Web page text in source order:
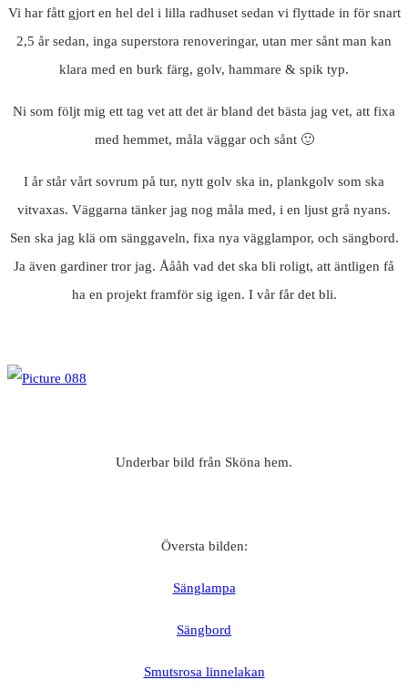
Vi har fått gjort en hel del i lilla radhuset sedan vi flyttade in för snart
2,5 år sedan, inga superstora renoveringar, utan mer sånt man kan
klara med en burk färg, golv, hammare & spik typ.
Ni som följt mig ett tag vet att det är bland det bästa jag vet, att fixa
med hemmet, måla väggar och sånt 🙂
I år står vårt sovrum på tur, nytt golv ska in, plankgolv som ska
vitvaxas. Väggarna tänker jag nog måla med, i en ljust grå nyans.
Sen ska jag klä om sänggaveln, fixa nya vägglampor, och sängbord.
Ja även gardiner tror jag. Åååh vad det ska bli roligt, att äntligen få
ha en projekt framför sig igen. I vår får det bli.
Underbar bild från Sköna hem.
Översta bilden:
Sänglampa
Sängbord
Smutsrosa linnelakan